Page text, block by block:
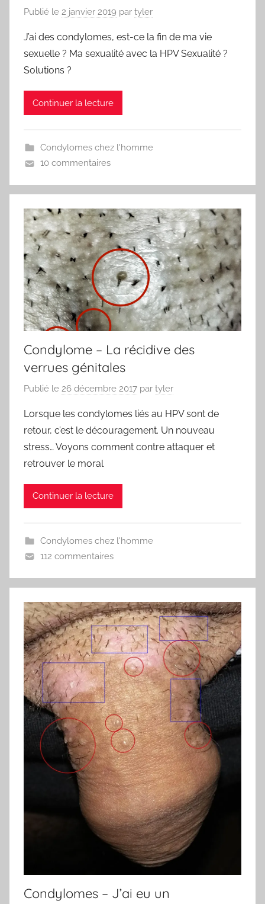
Publié le 2 janvier 2019 par tyler
J’ai des condylomes, est-ce la fin de ma vie
sexuelle ? Ma sexualité avec la HPV Sexualité ?
Solutions ?
Continuer la lecture
Condylomes chez l'homme
10 commentaires
Condylome – La récidive des
verrues génitales
Publié le 26 décembre 2017 par tyler
Lorsque les condylomes liés au HPV sont de
retour, c’est le découragement. Un nouveau
stress… Voyons comment contre attaquer et
retrouver le moral
Continuer la lecture
Condylomes chez l'homme
112 commentaires
Condylomes – J’ai eu un